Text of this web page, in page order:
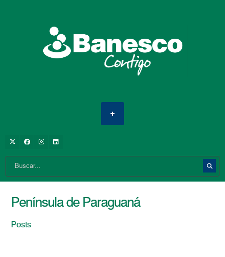
Península de Paraguaná
Posts